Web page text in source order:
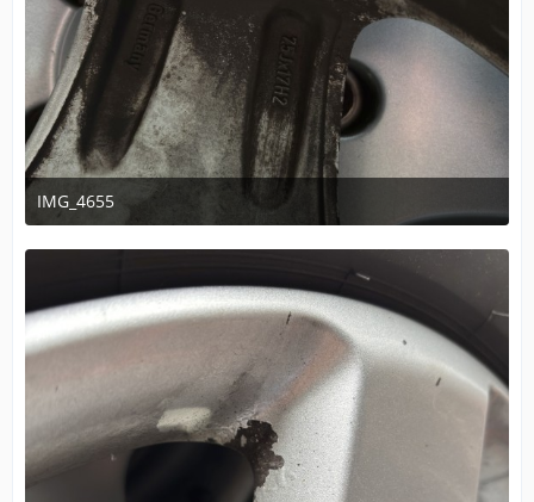
IMG_4655
14. November 2025 um 16:16